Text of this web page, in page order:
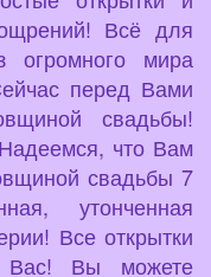
Всё для
огромного мира
перед Вами
свадьбы!
что Вам
свадьбы 7
утонченная
Все открытки
Вы можете